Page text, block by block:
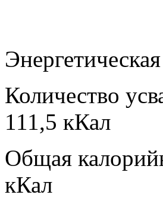
Количество
111,5 кКал
Общая
кКал